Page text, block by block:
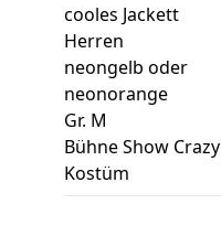
cooles Jackett
Herren
neongelb oder
neonorange
Gr. M
Bühne Show Crazy
Kostüm